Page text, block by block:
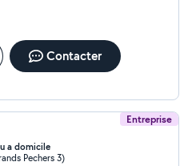
Contacter
Entreprise
a domicile
Pechers 3)